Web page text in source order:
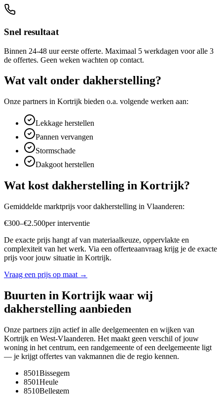
Snel resultaat
Binnen 24-48 uur eerste offerte. Maximaal 5 werkdagen voor alle 3
de offertes. Geen weken wachten op contact.
Wat valt onder dakherstelling?
Onze partners in Kortrijk bieden o.a. volgende werken aan:
Lekkage herstellen
Pannen vervangen
Stormschade
Dakgoot herstellen
Wat kost dakherstelling in Kortrijk?
Gemiddelde marktprijs voordakherstelling in Vlaanderen:
€300–€2.500perinterventie
De exacte prijs hangt af van materiaalkeuze, oppervlakte en
complexiteit van het werk. Via een offerteaanvraag krijg je de exacte
prijs voor jouw situatie in Kortrijk.
Vraag een prijs op maat →
Buurten in Kortrijk waar wij
dakherstelling aanbieden
Onze partners zijn actief in alle deelgemeenten en wijken van
Kortrijk en West-Vlaanderen. Het maakt geen verschil of jouw
woning in het centrum, een randgemeente of een deelgemeente ligt
— je krijgt offertes van vakmannen die de regio kennen.
8501Bissegem
8501Heule
8510Bellegem